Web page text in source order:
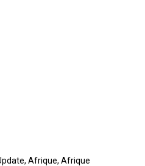
, Afrique, Afrique